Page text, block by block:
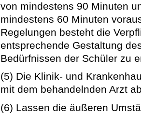
von mindestens 90 Minuten
mindestens 60 Minuten
Regelungen besteht die
entsprechende Gestaltung
Bedürfnissen der Schüler zu
(5) Die Klinik- und
mit dem behandelnden Arzt
(6) Lassen die äußeren